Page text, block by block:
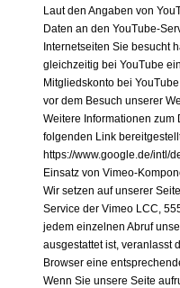
Laut den Angaben von
Daten an den YouTube-
Internetseiten Sie besucht
gleichzeitig bei YouTube
Mitgliedskonto bei
vor dem Besuch unserer
Weitere Informationen zum
folgenden Link
https://www.google.de/intl/
Einsatz von Vimeo-
Wir setzen auf unserer
Service der Vimeo LCC,
jedem einzelnen Abruf
ausgestattet ist, veranlasst
Browser eine
Wenn Sie unsere Seite